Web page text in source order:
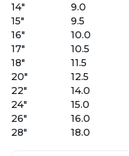
14"
9.0
15"
9.5
16"
10.0
17"
10.5
18"
11.5
20"
12.5
22"
14.0
24"
15.0
26"
16.0
28"
18.0